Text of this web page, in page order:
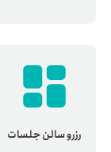
رزرو سالن جلسات